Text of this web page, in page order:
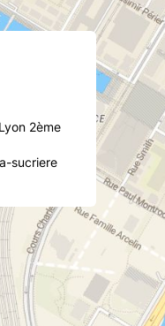
2ème
sucriere